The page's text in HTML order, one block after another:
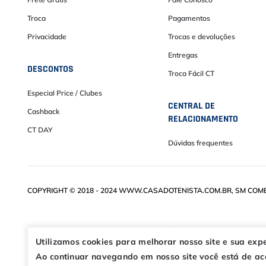
OFERTAS
Utilizamos cookies para melhorar nosso site e sua
Ao continuar navegando em nosso site você está de
Troca
Privacidade
DESCONTOS
Especial Price / Clubes
Cashback
CT DAY
Pagamentos
Trocas e devoluções
Entregas
Troca Fácil CT
CENTRAL DE
RELACIONAMENTO
Dúvidas frequentes
COPYRIGHT © 2018 - 2024 WWW.CASADOTENISTA.COM.BR, SM